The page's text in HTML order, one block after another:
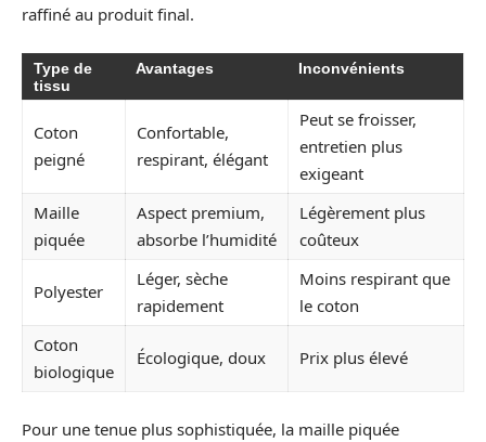
raffiné au produit final.
Type de
tissu
Avantages Inconvénients
Coton
peigné
Confortable,
respirant, élégant
Peut se froisser,
entretien plus
exigeant
Maille
piquée
Aspect premium,
absorbe l’humidité
Légèrement plus
coûteux
Polyester
Léger, sèche
rapidement
Moins respirant que
le coton
Coton
biologique
Écologique, doux Prix plus élevé
Pour une tenue plus sophistiquée, la maille piquée